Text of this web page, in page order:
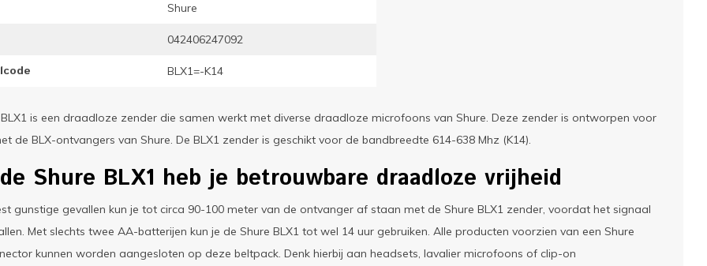
Shure
042406247092
BLX1=-K14
is een draadloze zender die samen werkt met diverse draadloze microfoons van Shure. Deze zender is ontworpen voor
de BLX-ontvangers van Shure. De BLX1 zender is geschikt voor de bandbreedte 614-638 Mhz (K14).
Shure BLX1 heb je betrouwbare draadloze vrijheid
gunstige gevallen kun je tot circa 90-100 meter van de ontvanger af staan met de Shure BLX1 zender, voordat het signaal
Met slechts twee AA-batterijen kun je de Shure BLX1 tot wel 14 uur gebruiken. Alle producten voorzien van een Shure
kunnen worden aangesloten op deze beltpack. Denk hierbij aan headsets, lavalier microfoons of clip-on